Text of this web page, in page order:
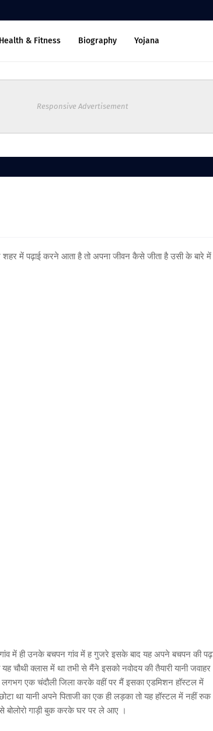
Health & Fitness Biography Yojana
Responsive Advertisement
शहर में पढ़ाई करने आता है तो अपना जीवन कैसे जीता है उसी के बारे में
में ही उनके बचपन गांव में ह गुजरे इसके बाद यह अपने बचपन की
चौथी क्लास में था तभी से मैंने इसको नवोदय की तैयारी यानी जवाहर
लगभग एक चंदौली जिला करके वहीं पर मैं इसका एडमिशन हॉस्टल में
था यानी अपने पिताजी का एक ही लड़का तो यह हॉस्टल में नहीं रुक
बोलोरो गाड़ी बुक करके घर पर ले आए ।